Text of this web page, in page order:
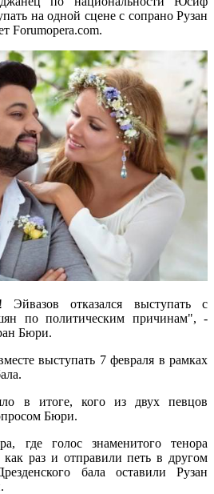
на одной сцене с сопрано Рузан
Forumopera.com.
отказался выступать с
по политическим причинам", -
Бюри.
выступать 7 февраля в рамках
в итоге, кого из двух певцов
Бюри.
где голос знаменитого тенора
как раз и отправили петь в другом
бала оставили Рузан